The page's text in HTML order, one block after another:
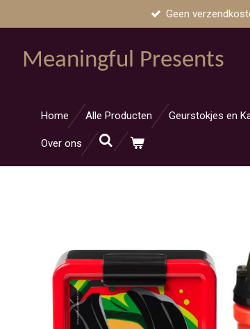
Geen
Meaningful Presents
Home Alle Producten Geurstokjes en
Over ons